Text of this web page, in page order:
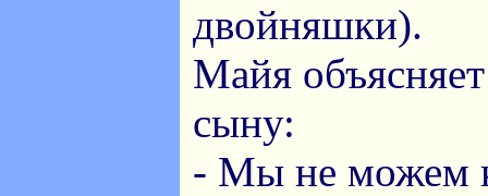
двойняшки).
Майя
сыну:
- Мы не можем